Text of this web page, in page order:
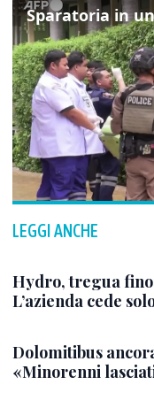
LEGGI ANCHE
Hydro, tregua fino
L’azienda cede
Dolomitibus
«Minorenni